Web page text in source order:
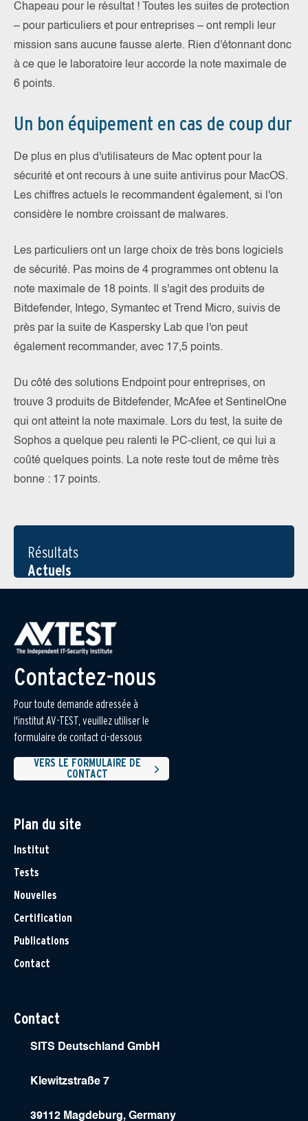
Chapeau pour le résultat ! Toutes les suites de protection
– pour particuliers et pour entreprises – ont rempli leur
mission sans aucune fausse alerte. Rien d'étonnant donc
à ce que le laboratoire leur accorde la note maximale de
6 points.
Un bon équipement en cas de coup dur
De plus en plus d'utilisateurs de Mac optent pour la
sécurité et ont recours à une suite antivirus pour MacOS.
Les chiffres actuels le recommandent également, si l'on
considère le nombre croissant de malwares.
Les particuliers ont un large choix de très bons logiciels
de sécurité. Pas moins de 4 programmes ont obtenu la
note maximale de 18 points. Il s'agit des produits de
Bitdefender, Intego, Symantec et Trend Micro, suivis de
près par la suite de Kaspersky Lab que l'on peut
également recommander, avec 17,5 points.
Du côté des solutions Endpoint pour entreprises, on
trouve 3 produits de Bitdefender, McAfee et SentinelOne
qui ont atteint la note maximale. Lors du test, la suite de
Sophos a quelque peu ralenti le PC-client, ce qui lui a
coûté quelques points. La note reste tout de même très
bonne : 17 points.
Résultats
Actuels
Contactez-nous
Pour toute demande adressée à
l'institut AV-TEST, veuillez utiliser le
formulaire de contact ci-dessous
VERS LE FORMULAIRE DE
CONTACT
Plan du site
Institut
Tests
Nouvelles
Certification
Publications
Contact
Contact
SITS Deutschland GmbH
Klewitzstraße 7
39112 Magdeburg, Germany